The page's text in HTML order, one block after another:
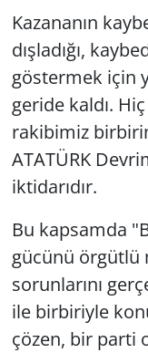
Kazananın
dışladığı,
göstermek için
geride kaldı.
rakibimiz
ATATÜRK
iktidarıdır.
Bu kapsamda
gücünü örgütlü
sorunlarını
ile birbiriyle
çözen, bir parti